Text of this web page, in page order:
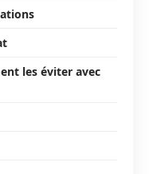
les éviter avec